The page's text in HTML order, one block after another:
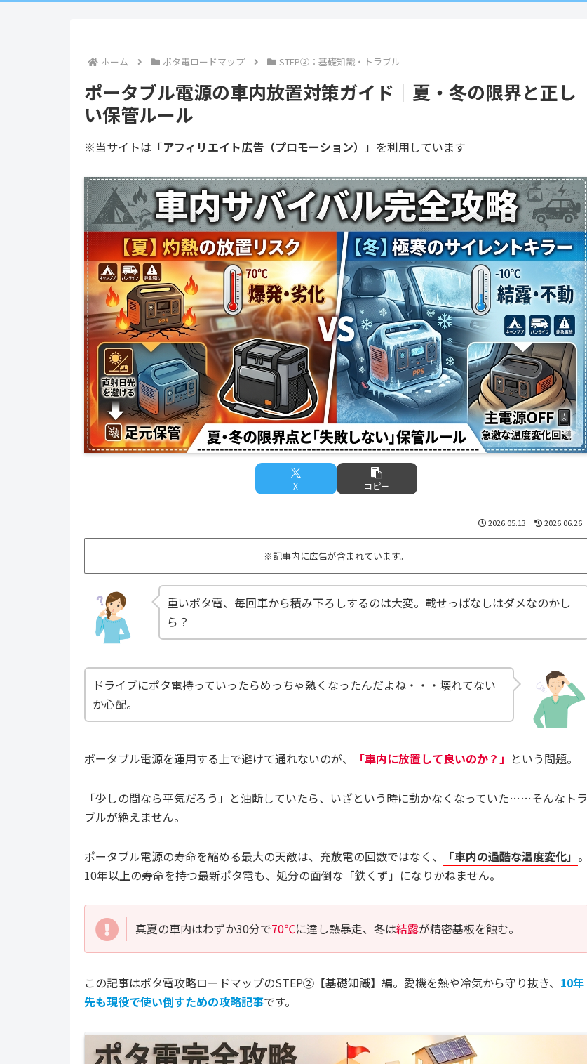
ホーム ポタ電ロードマップ STEP②：基礎知識・トラブル
ポータブル電源の車内放置対策ガイド｜夏・冬の限界と正し
い保管ルール
※当サイトは「アフィリエイト広告（プロモーション） 」を利用しています
X コピー
2026.05.13 2026.06.26
※記事内に広告が含まれています。
重いポタ電、毎回車から積み下ろしするのは大変。載せっぱなしはダメなのかし
ら？
ドライブにポタ電持っていったらめっちゃ熱くなったんだよね・・・壊れてない
か心配。
ポータブル電源を運用する上で避けて通れないのが、 「車内に放置して良いのか？」 という問題。
「少しの間なら平気だろう」と油断していたら、いざという時に動かなくなっていた……そんなトラ
ブルが絶えません。
ポータブル電源の寿命を縮める最大の天敵は、充放電の回数ではなく、 「車内の過酷な温度変化」 。
10年以上の寿命を持つ最新ポタ電も、処分の面倒な「鉄くず」になりかねません。
真夏の車内はわずか30分で70℃に達し熱暴走、冬は結露が精密基板を蝕む。
この記事はポタ電攻略ロードマップのSTEP②【基礎知識】編。愛機を熱や冷気から守り抜き、 10年
先も現役で使い倒すための攻略記事です。